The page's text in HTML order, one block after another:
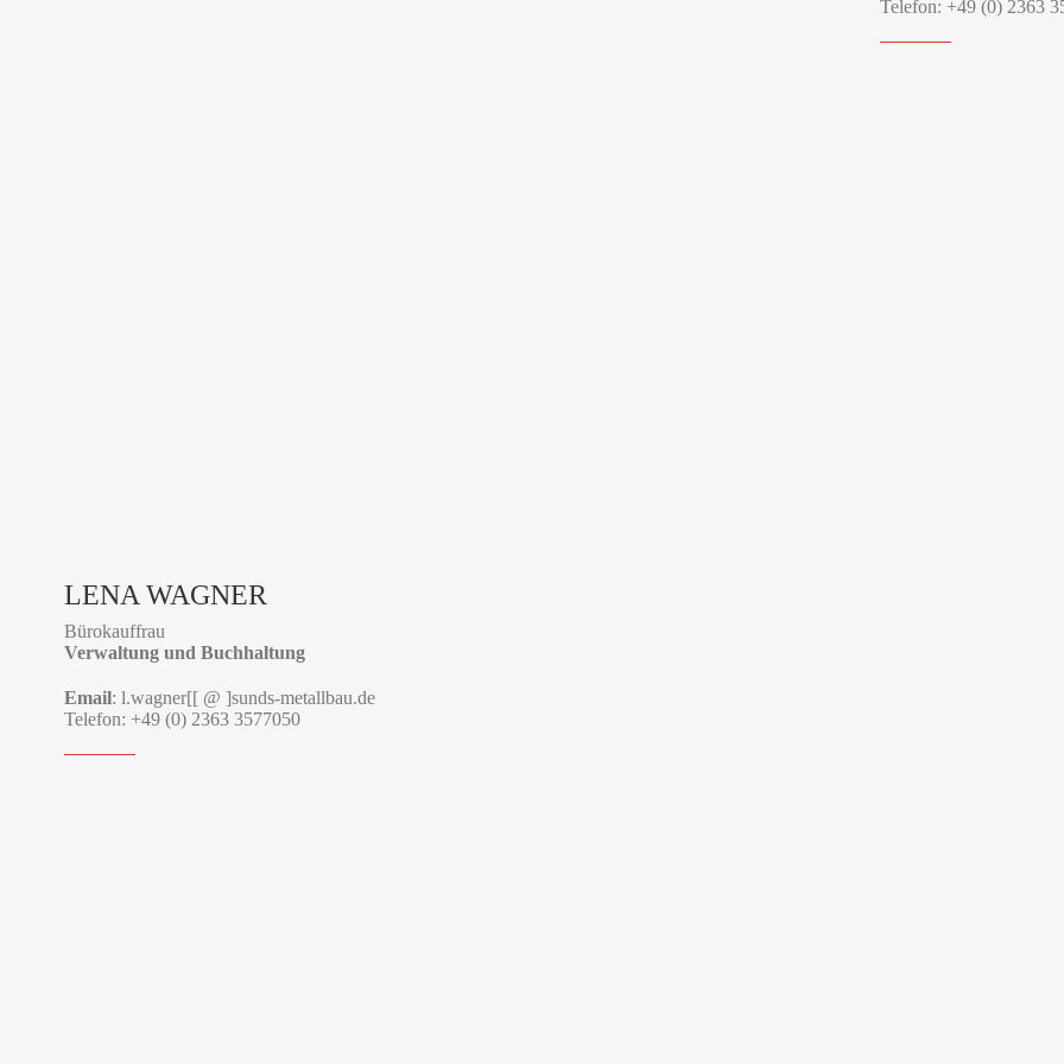
Telefon: +49 (0) 2363
LENA WAGNER
Bürokauffrau
Verwaltung und Buchhaltung
Email: l.wagner[[ @ ]sunds-metallbau.de
Telefon: +49 (0) 2363 3577050